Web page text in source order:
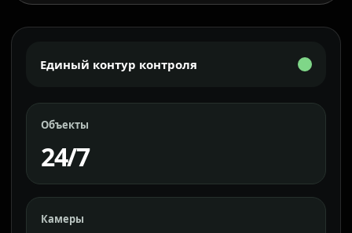
Единый контур контроля
Объекты
24/7
Камеры